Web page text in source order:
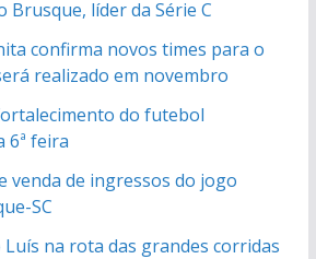
líder da Série C
confirma novos times para o
realizado em novembro
do futebol
6ª feira
venda de ingressos do jogo
SC
Luís na rota das grandes corridas